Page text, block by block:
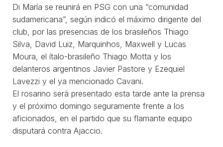
Di María se reunirá en PSG con una “comunidad
sudamericana”, según indicó el máximo dirigente del
club, por las presencias de los brasileños Thiago
Silva, David Luiz, Marquinhos, Maxwell y Lucas
Moura, el ítalo-brasileño Thiago Motta y los
delanteros argentinos Javier Pastore y Ezequiel
Lavezzi y el ya mencionado Cavani.
El rosarino será presentado esta tarde ante la prensa
y el próximo domingo seguramente frente a los
aficionados, en el partido que su flamante equipo
disputará contra Ajaccio.